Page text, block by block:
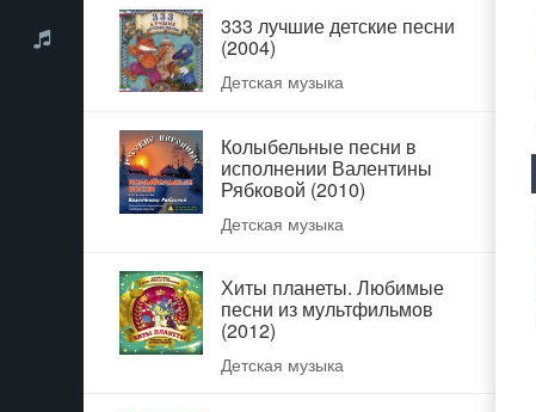
333 лучшие детские песни
(2004)
Детская музыка
Колыбельные песни в
исполнении Валентины
Рябковой (2010)
Детская музыка
Хиты планеты. Любимые
песни из мультфильмов
(2012)
Детская музыка